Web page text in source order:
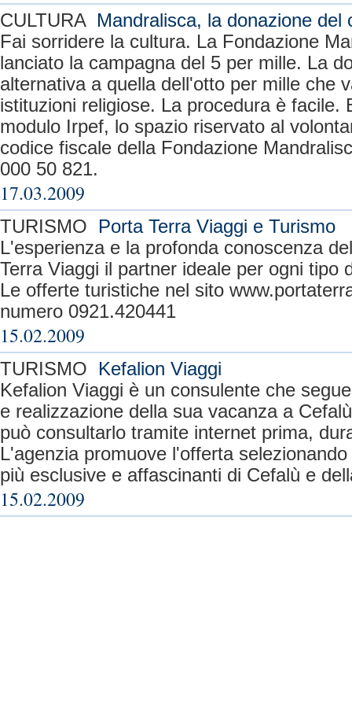
CULTURA Mandralisca, la donazione del
Fai sorridere la cultura. La Fondazione
lanciato la campagna del 5 per mille. La
alternativa a quella dell'otto per mille che
istituzioni religiose. La procedura è facile.
modulo Irpef, lo spazio riservato al
codice fiscale della Fondazione
000 50 821.
17.03.2009
TURISMO Porta Terra Viaggi e Turismo
L'esperienza e la profonda conoscenza
Terra Viaggi il partner ideale per ogni tipo
Le offerte turistiche nel sito
numero 0921.420441
15.02.2009
TURISMO Kefalion Viaggi
Kefalion Viaggi è un consulente che
e realizzazione della sua vacanza a
può consultarlo tramite internet prima,
L'agenzia promuove l'offerta
più esclusive e affascinanti di Cefalù e
15.02.2009